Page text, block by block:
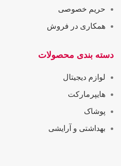
حریم خصوصی
همکاری در فروش
دسته بندی محصولات
لوازم دیجیتال
هایپرمارکت
پوشاک
بهداشتی و آرایشی